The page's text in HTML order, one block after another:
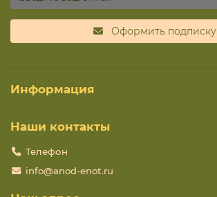
Оформить подписку
Информация
Наши контакты
Телефон
info@anod-enot.ru